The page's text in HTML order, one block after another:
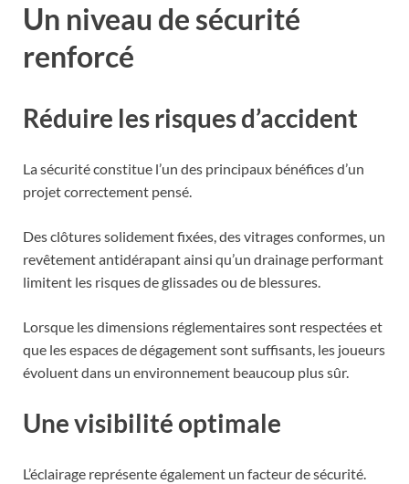
Un niveau de sécurité
renforcé
Réduire les risques d’accident
La sécurité constitue l’un des principaux bénéfices d’un
projet correctement pensé.
Des clôtures solidement fixées, des vitrages conformes, un
revêtement antidérapant ainsi qu’un drainage performant
limitent les risques de glissades ou de blessures.
Lorsque les dimensions réglementaires sont respectées et
que les espaces de dégagement sont suffisants, les joueurs
évoluent dans un environnement beaucoup plus sûr.
Une visibilité optimale
L’éclairage représente également un facteur de sécurité.